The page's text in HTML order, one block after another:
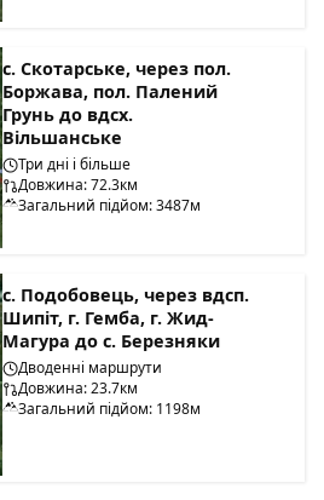
с. Скотарське, через пол.
Боржава, пол. Палений
Грунь до вдсх.
Вільшанське
Три дні і більше
Довжина: 72.3км
Загальний підйом: 3487м
с. Подобовець, через вдсп.
Шипіт, г. Гемба, г. Жид-
Магура до с. Березняки
Дводенні маршрути
Довжина: 23.7км
Загальний підйом: 1198м